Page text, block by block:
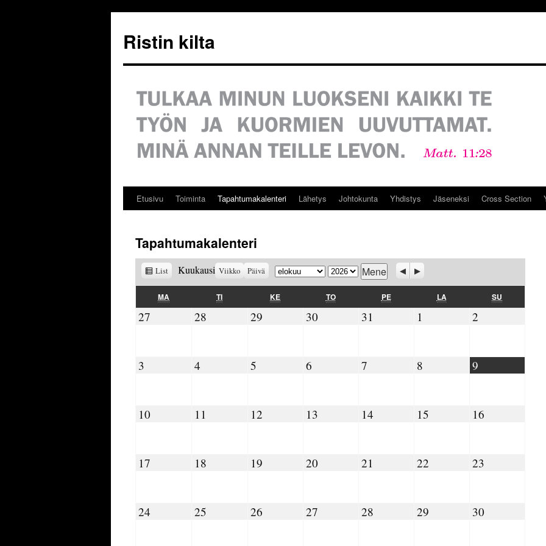
Ristin kilta
Etusivu Toiminta Tapahtumakalenteri Lähetys Johtokunta Yhdistys Jäseneksi Cross Section
Tapahtumakalenteri
View
List Kuukausi Viikko Päivä Kuukausi Vuosi Previous
Seuraava
MA TITIISTAI KEKESKIVIIKKOTOTORSTAI PEPERJANTAI LALAUANTAI SU
27 27.07.2026
28 28.07.2026
29 29.07.2026
30 30.07.2026
31 31.07.20261 01.08.2026
2
3 03.08.2026
4 04.08.2026
5 05.08.2026
6 06.08.2026
7 07.08.2026
8 08.08.2026
9
10 10.08.2026
11 11.08.2026
12 12.08.2026
13 13.08.2026
14 14.08.2026
15 15.08.2026
16
17 17.08.2026
18 18.08.2026
19 19.08.2026
20 20.08.2026
21 21.08.2026
22 22.08.2026
23
24 24.08.2026
25 25.08.2026
26 26.08.2026
27 27.08.2026
28 28.08.2026
29 29.08.2026
30